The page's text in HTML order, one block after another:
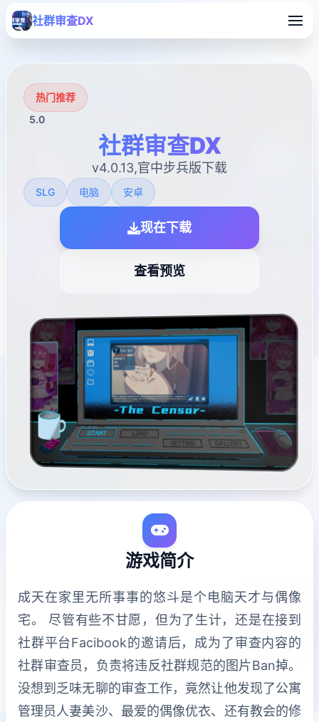
社群审查DX
热门推荐
5.0
社群审查DX
v4.0.13,官中步兵版下载
SLG 电脑 安卓
现在下载
查看预览
游戏简介
成天在家里无所事事的悠斗是个电脑天才与偶像
宅。 尽管有些不甘愿，但为了生计，还是在接到
社群平台Facibook的邀请后，成为了审查内容的
社群审查员，负责将违反社群规范的图片Ban掉。
没想到乏味无聊的审查工作，竟然让他发现了公寓
管理员人妻美沙、最爱的偶像优衣、还有教会的修